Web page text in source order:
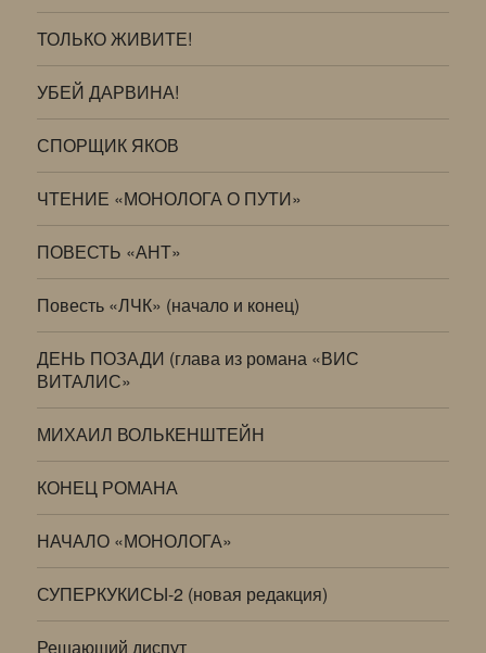
ТОЛЬКО ЖИВИТЕ!
УБЕЙ ДАРВИНА!
СПОРЩИК ЯКОВ
ЧТЕНИЕ «МОНОЛОГА О ПУТИ»
ПОВЕСТЬ «АНТ»
Повесть «ЛЧК» (начало и конец)
ДЕНЬ ПОЗАДИ (глава из романа «ВИС
ВИТАЛИС»
МИХАИЛ ВОЛЬКЕНШТЕЙН
КОНЕЦ РОМАНА
НАЧАЛО «МОНОЛОГА»
СУПЕРКУКИСЫ-2 (новая редакция)
Решающий диспут